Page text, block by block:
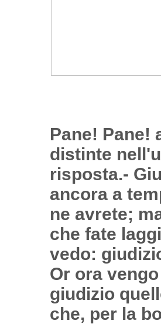
Pane! Pane!
distinte
risposta.-
ancora a
ne avrete;
che fate
vedo:
Or ora
giudizio
che, per la